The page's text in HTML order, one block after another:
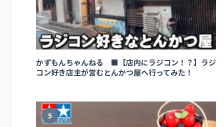
かずもんちゃんねる ■【店内にラジコン！？】ラジ
コン好き店主が営むとんかつ屋へ行ってみた！
5